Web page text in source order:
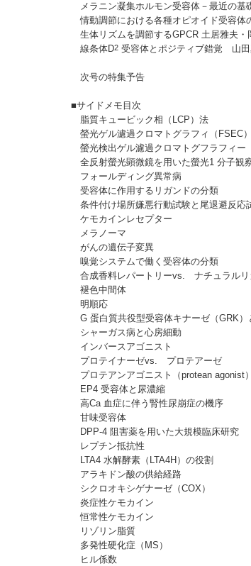
メラニン凝集ホルモン受容体－最近の
情動調節における各種オピオイド受容
生体リズムを調節するGPCR 土居雅夫
線条体D2 受容体とポジティブ錯覚 山
次号の特集予告
■サイドメモ目次
脂質キュービック相（LCP）法
螢光ゲル濾過クロマトグラフィ（FSEC）
螢光検出ゲル濾過クロマトグフラフィー
全反射螢光顕微鏡を用いた螢光1 分子観
フォールディング異常病
受容体に作用するリガンドの分類
条件付け場所嫌悪行動試験と尾退避反応
ケモカインレセプター
メラノーマ
がんの遺伝子変異
嗅覚システムで働く受容体の分類
合成香料レパートリーvs. ナチュラルリ
褪色中間体
明順応
G 蛋白質共役型受容体キナーゼ（GRK）
シャーガス病と心房細動
インバースアゴニスト
プロテイナーゼvs. プロテアーゼ
プロテアンアゴニスト（protean agonist）
EP4 受容体と尿濃縮
高Ca 血症に伴う腎性尿崩症の機序
甘味受容体
DPP-4 阻害薬を用いた大規模臨床研究
レプチン抵抗性
LTA4 水解酵素（LTA4H）の役割
アラキドン酸の供給経路
シクロオキシゲナーゼ（COX）
炎症性ケモカイン
恒常性ケモカイン
リゾリン脂質
多発性硬化症（MS）
ヒル係数